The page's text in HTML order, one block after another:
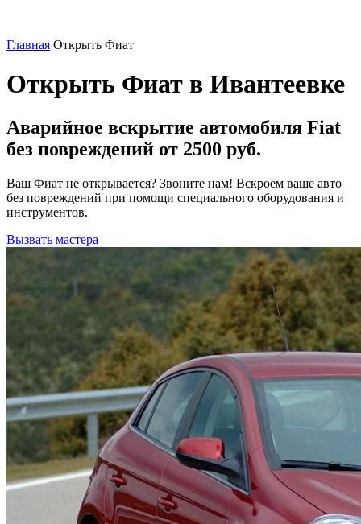
Главная Открыть Фиат
Открыть Фиат в Ивантеевке
Аварийное вскрытие автомобиля Fiat
без повреждений от 2500 руб.
Ваш Фиат не открывается? Звоните нам! Вскроем ваше авто
без повреждений при помощи специального оборудования и
инструментов.
Вызвать мастера